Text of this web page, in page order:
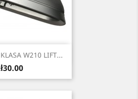
W210 LIFT...
view